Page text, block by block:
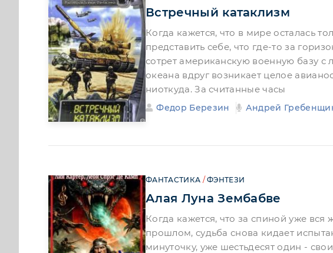
Встречный катаклизм
Когда кажется, что в мире осталась
представить себе, что где-то за
сотрет американскую военную базу с
океана вдруг возникает целое
ниоткуда. За считанные часы
Федор Березин Андрей
ФАНТАСТИКА /ФЭНТЕЗИ
Алая Луна Зембабве
Когда кажется, что за спиной уже вся
прошлом, судьба снова кидает
минуточку, уже шестьдесят один -